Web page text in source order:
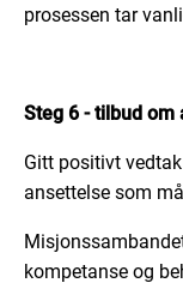
prosessen tar
Steg 6 - tilbud om
Gitt positivt
ansettelse som
kompetanse og